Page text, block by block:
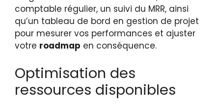
comptable régulier, un suivi du MRR, ainsi
qu’un tableau de bord en gestion de projet
pour mesurer vos performances et ajuster
votre roadmap en conséquence.
Optimisation des
ressources disponibles